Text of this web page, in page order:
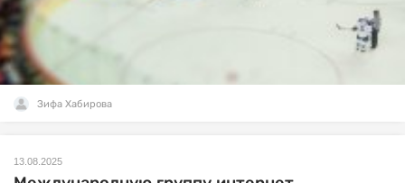
Зифа Хабирова
13.08.2025